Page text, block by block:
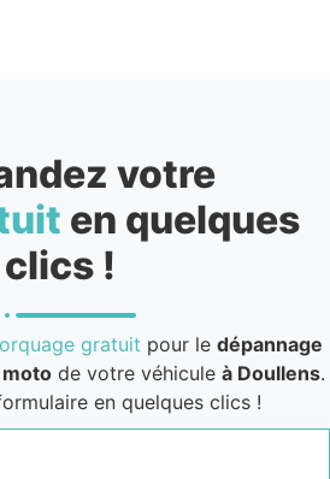
votre
en quelques
clics !
gratuit pour le dépannage
de votre véhicule à Doullens.
en quelques clics !